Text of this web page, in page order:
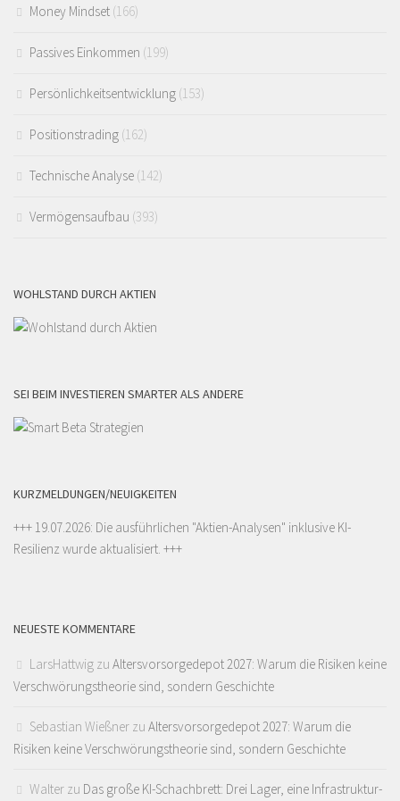
Money Mindset (166)
Passives Einkommen (199)
Persönlichkeitsentwicklung (153)
Positionstrading (162)
Technische Analyse (142)
Vermögensaufbau (393)
WOHLSTAND DURCH AKTIEN
SEI BEIM INVESTIEREN SMARTER ALS ANDERE
KURZMELDUNGEN/NEUIGKEITEN
+++ 19.07.2026: Die ausführlichen "Aktien-Analysen" inklusive KI-
Resilienz wurde aktualisiert. +++
NEUESTE KOMMENTARE
LarsHattwig zu Altersvorsorgedepot 2027: Warum die Risiken keine
Verschwörungstheorie sind, sondern Geschichte
Sebastian Wießner zu Altersvorsorgedepot 2027: Warum die
Risiken keine Verschwörungstheorie sind, sondern Geschichte
Walter zu Das große KI-Schachbrett: Drei Lager, eine Infrastruktur-